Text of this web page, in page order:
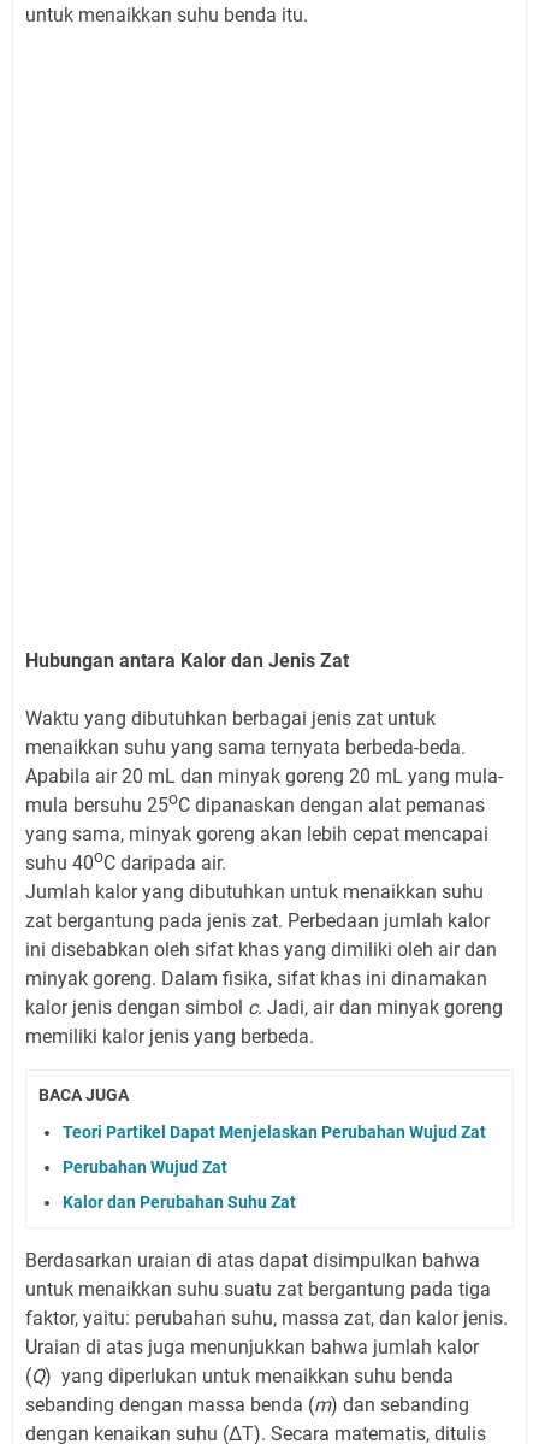
untuk menaikkan suhu benda itu.
Hubungan antara Kalor dan Jenis Zat
Waktu yang dibutuhkan berbagai jenis zat untuk
menaikkan suhu yang sama ternyata berbeda-beda.
Apabila air 20 mL dan minyak goreng 20 mL yang mula-
mula bersuhu 25oC dipanaskan dengan alat pemanas
yang sama, minyak goreng akan lebih cepat mencapai
suhu 40oC daripada air.
Jumlah kalor yang dibutuhkan untuk menaikkan suhu
zat bergantung pada jenis zat. Perbedaan jumlah kalor
ini disebabkan oleh sifat khas yang dimiliki oleh air dan
minyak goreng. Dalam fisika, sifat khas ini dinamakan
kalor jenis dengan simbol c. Jadi, air dan minyak goreng
memiliki kalor jenis yang berbeda.
BACA JUGA
Teori Partikel Dapat Menjelaskan Perubahan Wujud Zat
Perubahan Wujud Zat
Kalor dan Perubahan Suhu Zat
Berdasarkan uraian di atas dapat disimpulkan bahwa
untuk menaikkan suhu suatu zat bergantung pada tiga
faktor, yaitu: perubahan suhu, massa zat, dan kalor jenis.
Uraian di atas juga menunjukkan bahwa jumlah kalor
(Q) yang diperlukan untuk menaikkan suhu benda
sebanding dengan massa benda (m) dan sebanding
dengan kenaikan suhu (ΔT). Secara matematis, ditulis